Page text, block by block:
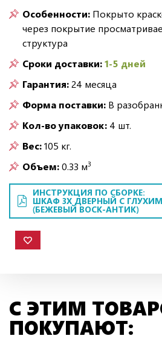
Особенности: Покрыто
через покрытие
структура
Сроки доставки:1-5 дней
Гарантия:24 месяца
Форма поставки: В
Кол-во упаковок: 4 шт.
Вес:105 кг.
Объем:0.33 м3
ИНСТРУКЦИЯ ПО СБОРКЕ:
ШКАФ 3Х ДВЕРНЫЙ С
(БЕЖЕВЫЙ ВОСК-АНТИК)
С ЭТИМ
ПОКУПАЮТ: